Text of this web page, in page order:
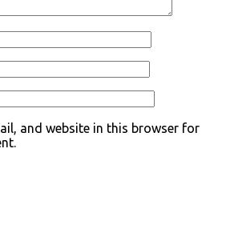
and website in this browser for